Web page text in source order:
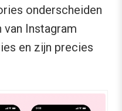
onderscheiden
Instagram
en zijn precies